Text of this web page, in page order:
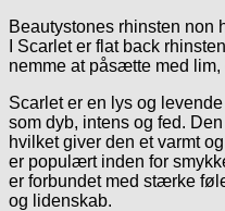
til
44.95kr.
Beautystones rhinsten non
I Scarlet er flat back
nemme at påsætte med
Scarlet er en lys og
som dyb, intens og fed.
hvilket giver den et varmt
er populært inden for
er forbundet med stærke
og lidenskab.